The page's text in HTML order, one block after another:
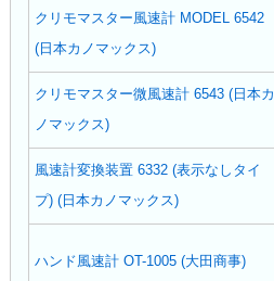
クリモマスター風速計 MODEL 6542
(日本カノマックス)
クリモマスター微風速計 6543 (日本カ
ノマックス)
風速計変換装置 6332 (表示なしタイ
プ) (日本カノマックス)
ハンド風速計 OT-1005 (大田商事)